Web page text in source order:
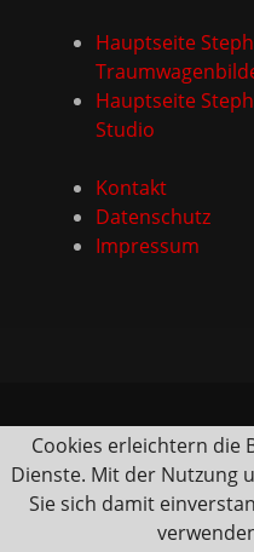
Hauptseite
Hauptseite
Studio
Kontakt
Datenschutz
Impressum
Cookies erleichtern die
Dienste. Mit der Nutzung
Sie sich damit